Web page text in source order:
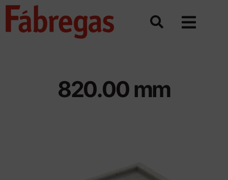
Saltar
820.00 mm